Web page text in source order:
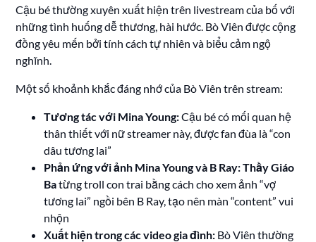
Cậu bé thường xuyên xuất hiện trên livestream của bố với
những tình huống dễ thương, hài hước. Bò Viên được cộng
đồng yêu mến bởi tính cách tự nhiên và biểu cảm ngộ
nghĩnh.
Một số khoảnh khắc đáng nhớ của Bò Viên trên stream:
Tương tác với Mina Young:Cậu bé có mối quan hệ
thân thiết với nữ streamer này, được fan đùa là “con
dâu tương lai”
Phản ứng với ảnh Mina Young và B Ray:Thầy Giáo
Batừng troll con trai bằng cách cho xem ảnh “vợ
tương lai” ngồi bên B Ray, tạo nên màn “content” vui
nhộn
Xuất hiện trong các video gia đình: Bò Viên thường